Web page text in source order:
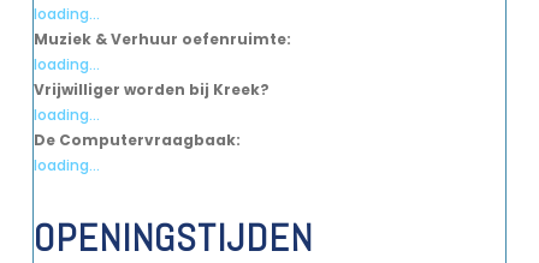
loading...
Muziek & Verhuur oefenruimte:
loading...
Vrijwilliger worden bij Kreek?
loading...
De Computervraagbaak:
loading...
OPENINGSTIJDEN